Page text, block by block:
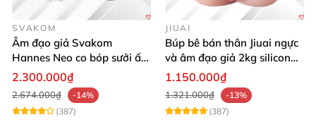
SVAKOM
Âm đạo giả Svakom
Hannes Neo co bóp sưởi ấm
điều khiển app tiện lợi kích
thích mạnh mẽ
2.300.000₫
2.674.000₫
-14%
(387)
JIUAI
Búp bê bán thân Jiuai ngực
và âm đạo giả 2kg silicon
nguyên khối cao cấp
1.150.000₫
1.321.000₫
-13%
(387)